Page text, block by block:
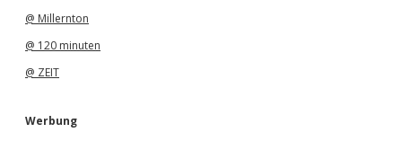
@ Millernton
@ 120 minuten
@ ZEIT
Werbung